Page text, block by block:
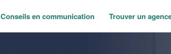
Conseils en communication Trouver un